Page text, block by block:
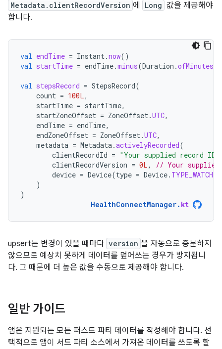
Metadata.clientRecordVersion 에 Long 값을 제공해야
합니다.
val endTime = Instant.now()
val startTime = endTime.minus(Duration .ofMinutes
val stepsRecord = StepsRecord(
count = 100L,
startTime = startTime,
startZoneOffset = ZoneOffset.UTC,
endTime = endTime,
endZoneOffset = ZoneOffset.UTC,
metadata = Metadata.activelyRecorded(
clientRecordId = "Your supplied record ID"
clientRecordVersion = 0L,
// Your
device = Device(type = Device. TYPE_WATCH
)
)
HealthConnectManager. kt
upsert는 변경이 있을 때마다 version 을 자동으로 증분하지
않으므로 예상치 못하게 데이터를 덮어쓰는 경우가 방지됩니
다. 그 때문에 더 높은 값을 수동으로 제공해야 합니다.
일반 가이드
앱은 지원되는 모든 퍼스트 파티 데이터를 작성해야 합니다. 선
택적으로 앱이 서드 파티 소스에서 가져온 데이터를 쓰도록 할